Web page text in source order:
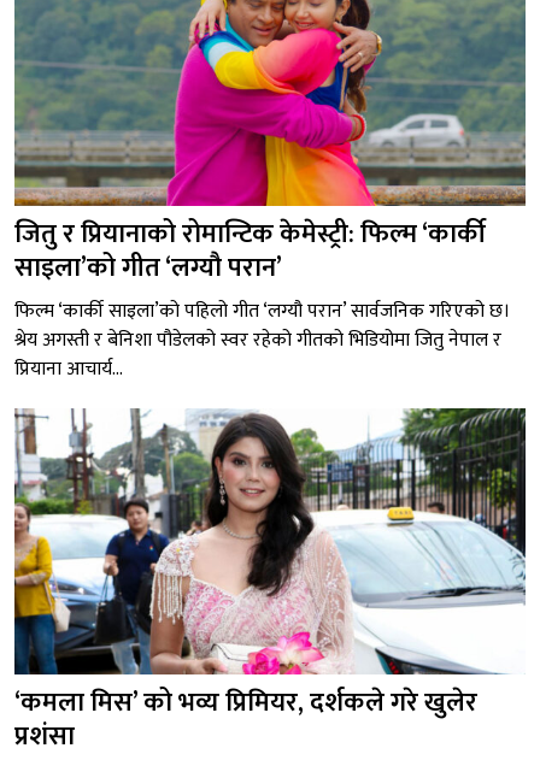
जितु र प्रियानाको रोमान्टिक केमेस्ट्री: फिल्म ‘कार्की
साइला’को गीत ‘लग्यौ परान’
फिल्म ‘कार्की साइला’को पहिलो गीत ‘लग्यौ परान’ सार्वजनिक गरिएको छ।
श्रेय अगस्ती र बेनिशा पौडेलको स्वर रहेको गीतको भिडियोमा जितु नेपाल र
प्रियाना आचार्य...
‘कमला मिस’ को भव्य प्रिमियर, दर्शकले गरे खुलेर
प्रशंसा